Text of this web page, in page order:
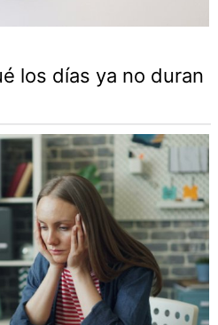
los días ya no duran